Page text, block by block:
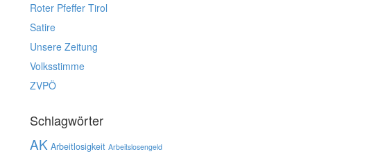
Roter Pfeffer Tirol
Satire
Unsere Zeitung
Volksstimme
ZVPÖ
Schlagwörter
AK Arbeitlosigkeit Arbeitslosengeld